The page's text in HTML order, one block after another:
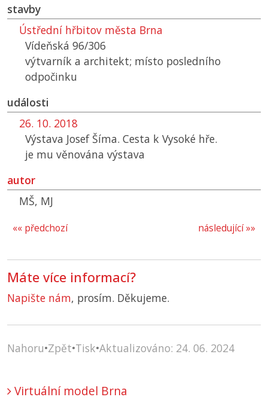
stavby
Ústřední hřbitov města Brna
Vídeňská 96/306
výtvarník a architekt; místo posledního
odpočinku
události
26. 10. 2018
Výstava Josef Šíma. Cesta k Vysoké hře.
je mu věnována výstava
autor
MŠ, MJ
následující »»
«« předchozí
Máte více informací?
Napište nám, prosím. Děkujeme.
Nahoru•Zpět•Tisk•Aktualizováno: 24. 06. 2024
Virtuální model Brna